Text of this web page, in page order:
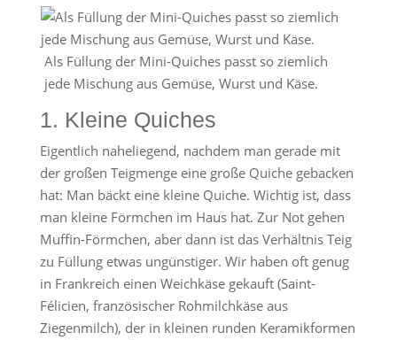
Als Füllung der Mini-Quiches passt so ziemlich
jede Mischung aus Gemüse, Wurst und Käse.
1. Kleine Quiches
Eigentlich naheliegend, nachdem man gerade mit
der großen Teigmenge eine große Quiche gebacken
hat: Man bäckt eine kleine Quiche. Wichtig ist, dass
man kleine Förmchen im Haus hat. Zur Not gehen
Muffin-Förmchen, aber dann ist das Verhältnis Teig
zu Füllung etwas ungünstiger. Wir haben oft genug
in Frankreich einen Weichkäse gekauft (Saint-
Félicien, französischer Rohmilchkäse aus
Ziegenmilch), der in kleinen runden Keramikformen